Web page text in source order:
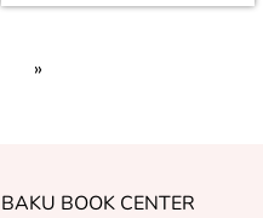
»
BAKU BOOK CENTER